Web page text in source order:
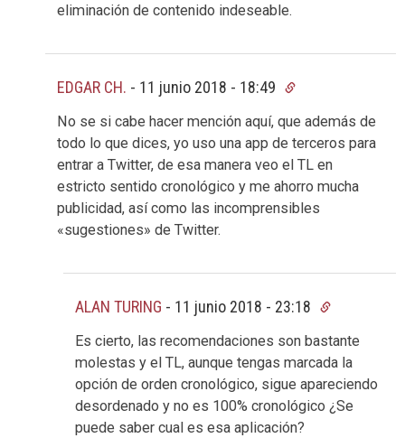
eliminación de contenido indeseable.
EDGAR CH. - 11 junio 2018 - 18:49
No se si cabe hacer mención aquí, que además de
todo lo que dices, yo uso una app de terceros para
entrar a Twitter, de esa manera veo el TL en
estricto sentido cronológico y me ahorro mucha
publicidad, así como las incomprensibles
«sugestiones» de Twitter.
ALAN TURING - 11 junio 2018 - 23:18
Es cierto, las recomendaciones son bastante
molestas y el TL, aunque tengas marcada la
opción de orden cronológico, sigue apareciendo
desordenado y no es 100% cronológico ¿Se
puede saber cual es esa aplicación?